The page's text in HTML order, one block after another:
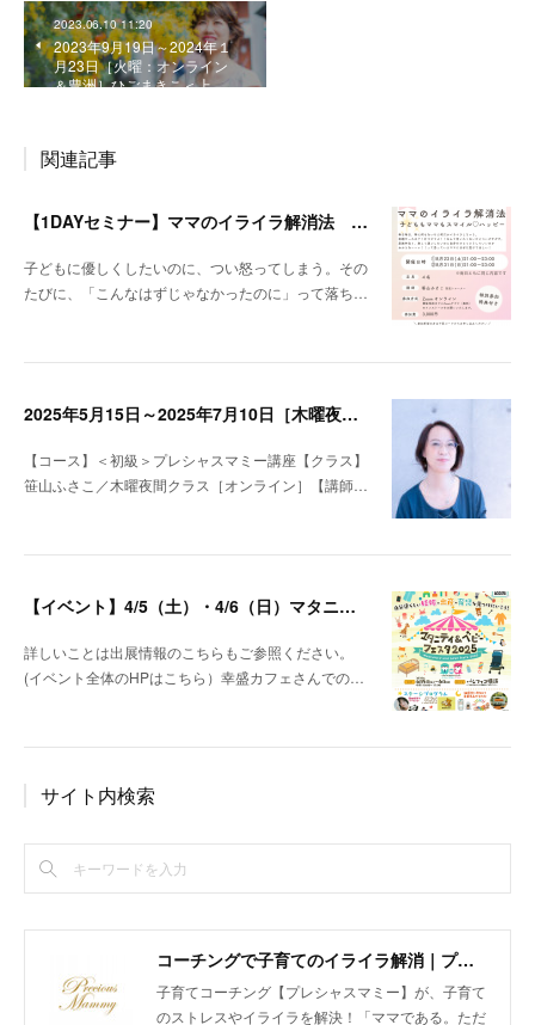
2023.06.10 11:20
2023年9月19日～2024年１
月23日［火曜：オンライン
＆豊洲］ひごまきこ＜上…
関連記事
【1DAYセミナー】ママのイライラ解消法 ～子どももママもスマイル♡ハッピー～
子どもに優しくしたいのに、つい怒ってしまう。その
たびに、「こんなはずじゃなかったのに」って落ち…
2025年5月15日～2025年7月10日［木曜夜間：オンライン］笹山ふさこ＜初級＞プレシャスマミー講座
【コース】＜初級＞プレシャスマミー講座【クラス】
笹山ふさこ／木曜夜間クラス［オンライン］【講師…
【イベント】4/5（土）・4/6（日）マタニティ＆ベビーフェスタ＠パシフィコ横浜 出展します！
詳しいことは出展情報のこちらもご参照ください。
(イベント全体のHPはこちら）幸盛カフェさんでの…
サイト内検索
コーチングで子育てのイライラ解消｜プレシャスマミー 公式ホームページ
子育てコーチング【プレシャスマミー】が、子育て
のストレスやイライラを解決！「ママである。ただ